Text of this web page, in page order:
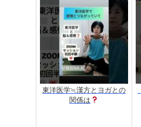
東洋医学≒漢方とヨガとの
関係は